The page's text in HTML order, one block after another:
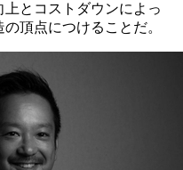
とコストダウンによっ
頂点につけることだ。